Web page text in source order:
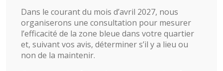
Dans le courant du mois d’avril 2027, nous
organiserons une consultation pour mesurer
l’efficacité de la zone bleue dans votre quartier
et, suivant vos avis, déterminer s’il y a lieu ou
non de la maintenir.